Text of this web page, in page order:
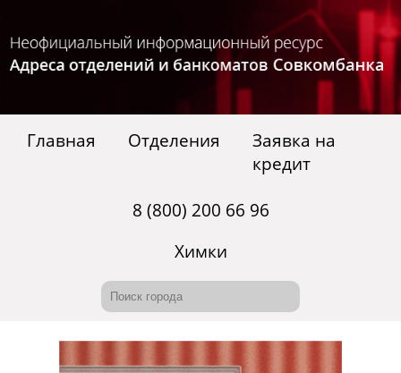
Главная Отделения
Заявка на
кредит
8 (800) 200 66 96
Химки